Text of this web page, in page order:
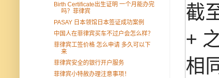
截
+
相
Birth Certificate出生证明 一个月能办完
吗？菲律宾
PASAY 日本领馆日本签证成功案例
中国人在菲律宾买车不过户会怎么样？
菲律宾工签价格 怎么申请 多久可以下
来
菲律宾安全的银行开户服务
菲律宾小特赦办理注意事项！